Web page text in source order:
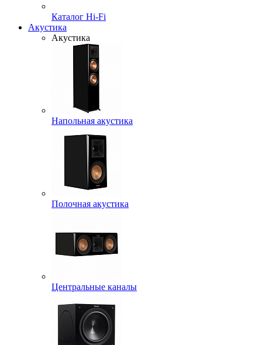
Каталог Hi-Fi
Акустика
Акустика
Напольная акустика
Полочная акустика
Центральные каналы